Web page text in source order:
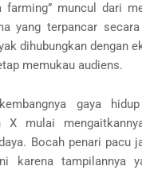
farming” muncul dari
yang terpancar
dihubungkan dengan
memukau audiens.
gaya
X mulai
Bocah penari pacu
karena tampilannya